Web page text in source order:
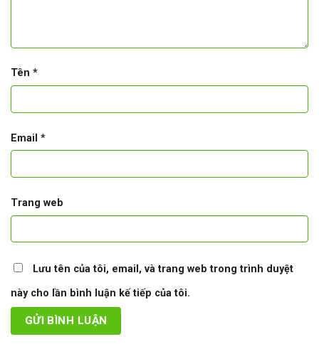
Tên *
Email *
Trang web
Lưu tên của tôi, email, và trang web trong trình duyệt
này cho lần bình luận kế tiếp của tôi.